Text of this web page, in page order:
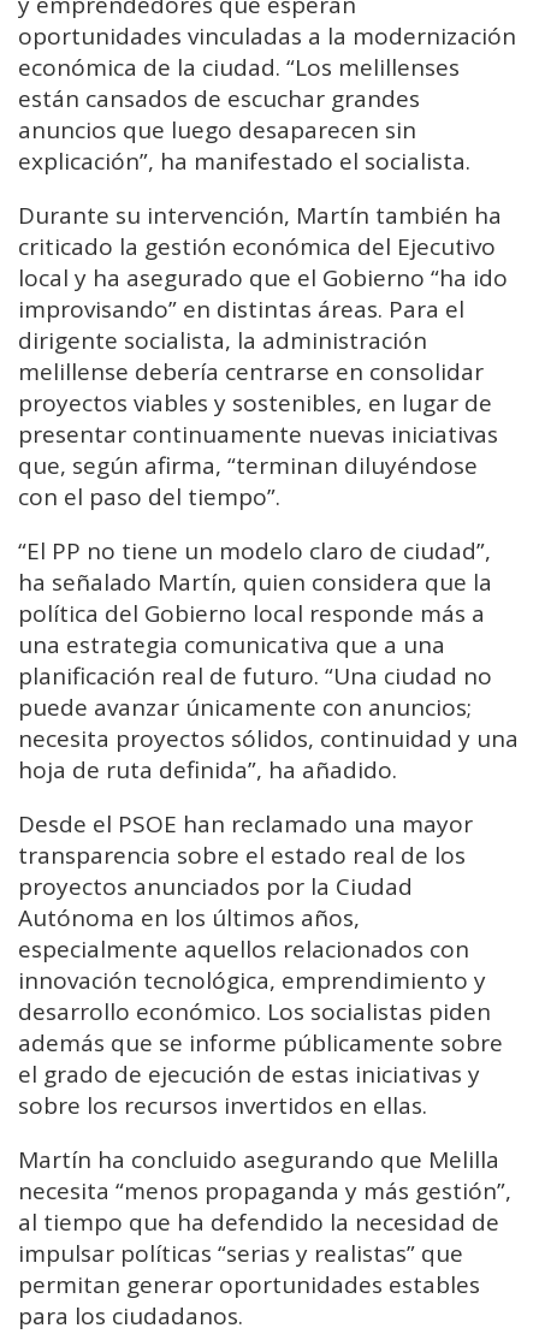
oportunidades vinculadas a la modernización
económica de la ciudad. “Los melillenses
están cansados de escuchar grandes
anuncios que luego desaparecen sin
explicación”, ha manifestado el socialista.
Durante su intervención, Martín también ha
criticado la gestión económica del Ejecutivo
local y ha asegurado que el Gobierno “ha ido
improvisando” en distintas áreas. Para el
dirigente socialista, la administración
melillense debería centrarse en consolidar
proyectos viables y sostenibles, en lugar de
presentar continuamente nuevas iniciativas
que, según afirma, “terminan diluyéndose
con el paso del tiempo”.
“El PP no tiene un modelo claro de ciudad”,
ha señalado Martín, quien considera que la
política del Gobierno local responde más a
una estrategia comunicativa que a una
planificación real de futuro. “Una ciudad no
puede avanzar únicamente con anuncios;
necesita proyectos sólidos, continuidad y una
hoja de ruta definida”, ha añadido.
Desde el PSOE han reclamado una mayor
transparencia sobre el estado real de los
proyectos anunciados por la Ciudad
Autónoma en los últimos años,
especialmente aquellos relacionados con
innovación tecnológica, emprendimiento y
desarrollo económico. Los socialistas piden
además que se informe públicamente sobre
el grado de ejecución de estas iniciativas y
sobre los recursos invertidos en ellas.
Martín ha concluido asegurando que Melilla
necesita “menos propaganda y más gestión”,
al tiempo que ha defendido la necesidad de
impulsar políticas “serias y realistas” que
permitan generar oportunidades estables
para los ciudadanos.